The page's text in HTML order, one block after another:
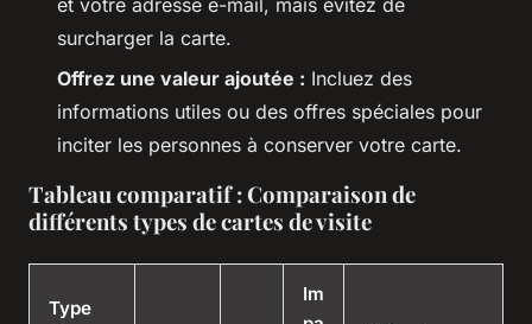
surcharger la carte.
Offrez une valeur ajoutée : Incluez des
informations utiles ou des offres spéciales pour
inciter les personnes à conserver votre carte.
Tableau comparatif : Comparaison de
différents types de cartes de visite
Type
Im